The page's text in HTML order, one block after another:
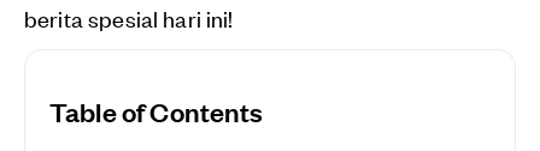
berita spesial hari ini!
Table of Contents